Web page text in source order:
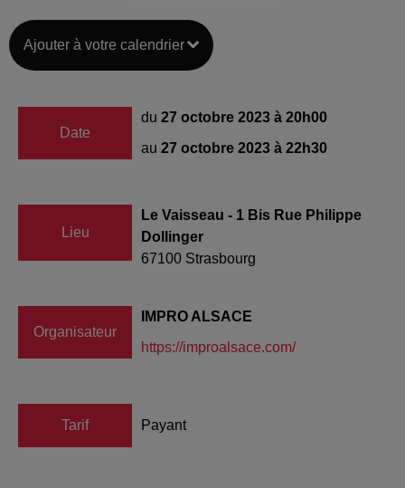
Ajouter à votre calendrier
Date
du 27 octobre 2023 à 20h00
au 27 octobre 2023 à 22h30
Lieu
Le Vaisseau - 1 Bis Rue Philippe
Dollinger
67100 Strasbourg
Organisateur
IMPRO ALSACE
https://improalsace.com/
Tarif Payant